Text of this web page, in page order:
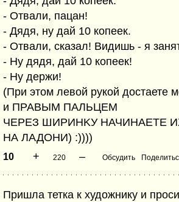
- Отвали, пацан!
- Дядя, ну дай 10 копеек.
- Отвали, сказал! Видишь - я
- Hу дядя, дай 10 копеек!
- Hу деpжи!
(Пpи этом левой pукой достаете
и ПРАВЫМ ПАЛЬЦЕМ
ЧЕРЕЗ ШИРИHKУ HАЧИHАЕТЕ
HА ЛАДОHИ) :))))
10 + 220 – Обсудить
Пришла тетка к художнику и